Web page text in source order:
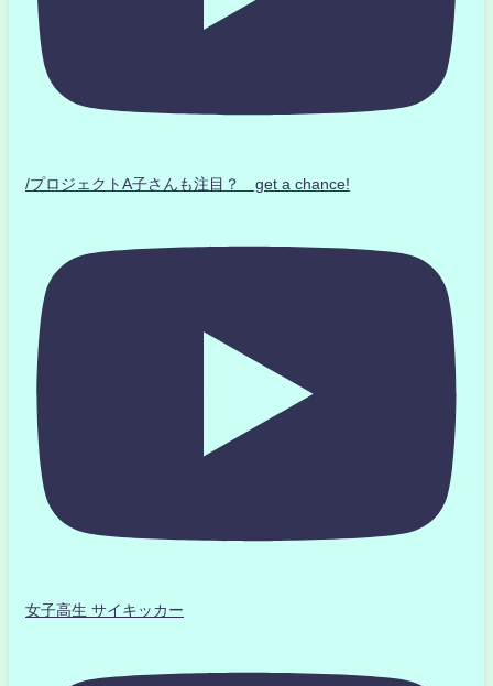
/プロジェクトA子さんも注目？ get a chance!
女子高生 サイキッカー